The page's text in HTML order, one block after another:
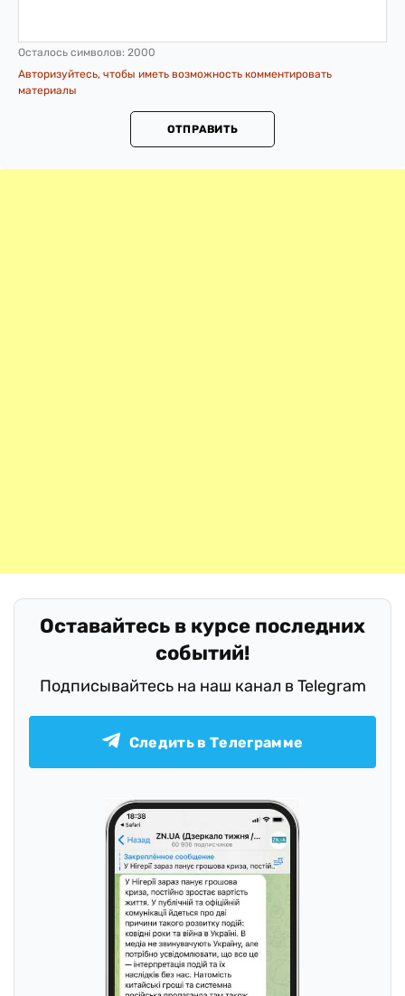
Осталось символов: 2000
Авторизуйтесь, чтобы иметь возможность комментировать
материалы
ОТПРАВИТЬ
Оставайтесь в курсе последних
событий!
Подписывайтесь на наш канал в Telegram
Следить в Телеграмме